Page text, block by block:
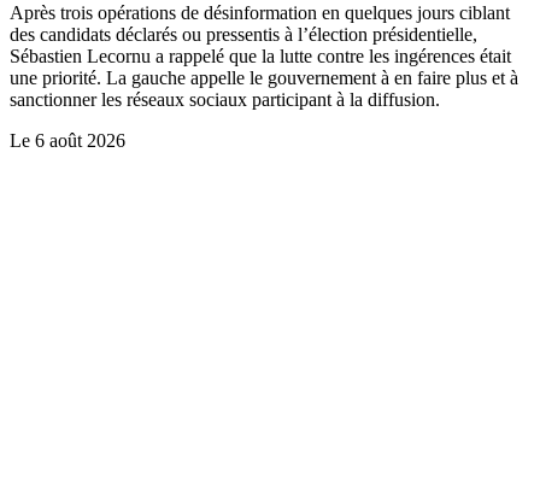
Après trois opérations de désinformation en quelques jours ciblant
des candidats déclarés ou pressentis à l’élection présidentielle,
Sébastien Lecornu a rappelé que la lutte contre les ingérences était
une priorité. La gauche appelle le gouvernement à en faire plus et à
sanctionner les réseaux sociaux participant à la diffusion.
Le 6 août 2026